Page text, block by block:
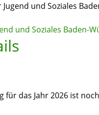
und Soziales
und Soziales Baden-
für das Jahr 2026 ist